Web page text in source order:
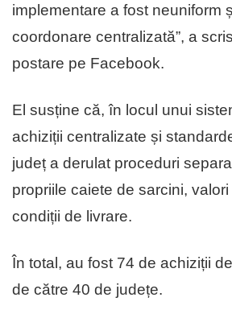
implementare a fost neuniform
coordonare centralizată”, a
postare pe Facebook.
El susține că, în locul unui
achiziții centralizate și
județ a derulat proceduri
propriile caiete de sarcini,
condiții de livrare.
În total, au fost 74 de achiziții
de către 40 de județe.